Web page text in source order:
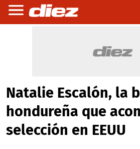
Natalie Escalón, la
hondureña que
selección en EEUU